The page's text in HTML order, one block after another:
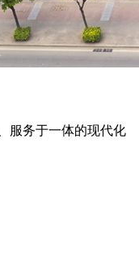
服务于一体的现代化